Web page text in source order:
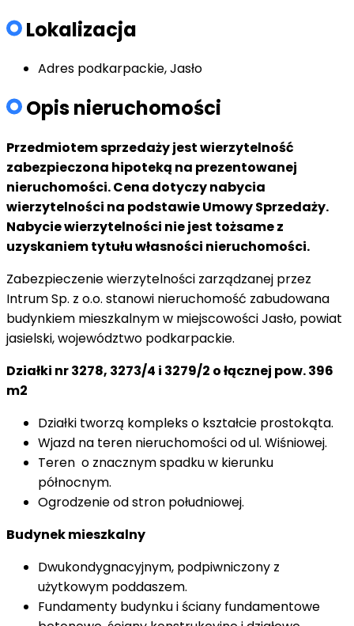
Lokalizacja
Adres podkarpackie, Jasło
Opis nieruchomości
Przedmiotem sprzedaży jest wierzytelność
zabezpieczona hipoteką na prezentowanej
nieruchomości. Cena dotyczy nabycia
wierzytelności na podstawie Umowy Sprzedaży.
Nabycie wierzytelności nie jest tożsame z
uzyskaniem tytułu własności nieruchomości.
Zabezpieczenie wierzytelności zarządzanej przez
Intrum Sp. z o.o. stanowi nieruchomość zabudowana
budynkiem mieszkalnym w miejscowości Jasło, powiat
jasielski, województwo podkarpackie.
Działki nr3278, 3273/4 i 3279/2 o łącznej pow. 396
m2
Działki tworzą kompleks o kształcie prostokąta.
Wjazd na teren nieruchomości od ul. Wiśniowej.
Teren o znacznym spadku w kierunku
północnym.
Ogrodzenie od stron południowej.
Budynek mieszkalny
Dwukondygnacyjnym, podpiwniczony z
użytkowym poddaszem.
Fundamenty budynku i ściany fundamentowe